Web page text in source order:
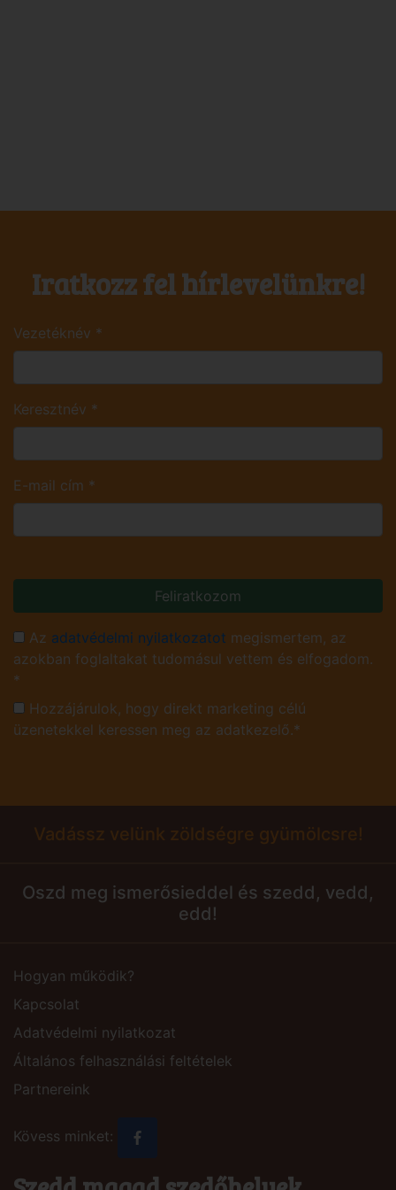
Iratkozz fel hírlevelünkre!
Vezetéknév *
Keresztnév *
E-mail cím *
Feliratkozom
Az adatvédelmi nyilatkozatot megismertem, az
azokban foglaltakat tudomásul vettem és elfogadom.
*
Hozzájárulok, hogy direkt marketing célú
üzenetekkel keressen meg az adatkezelő.*
Vadássz velünk zöldségre gyümölcsre!
Oszd meg ismerősieddel és szedd, vedd,
edd!
Hogyan működik?
Kapcsolat
Adatvédelmi nyilatkozat
Általános felhasználási feltételek
Partnereink
Kövess minket: